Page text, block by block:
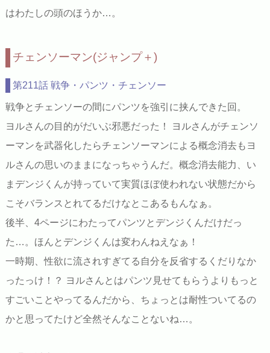
はわたしの頭のほうか…。
チェンソーマン(ジャンプ＋)
第211話 戦争・パンツ・チェンソー
戦争とチェンソーの間にパンツを強引に挟んできた回。
ヨルさんの目的がだいぶ邪悪だった！ ヨルさんがチェンソ
ーマンを武器化したらチェンソーマンによる概念消去もヨ
ルさんの思いのままになっちゃうんだ。概念消去能力、い
まデンジくんが持っていて実質ほぼ使われない状態だから
こそバランスとれてるだけなとこあるもんなぁ。
後半、4ページにわたってパンツとデンジくんだけだっ
た…。ほんとデンジくんは変わんねえなぁ！
一時期、性欲に流されすぎてる自分を反省するくだりなか
ったっけ！？ ヨルさんとはパンツ見せてもらうよりもっと
すごいことやってるんだから、ちょっとは耐性ついてるの
かと思ってたけど全然そんなことないね…。